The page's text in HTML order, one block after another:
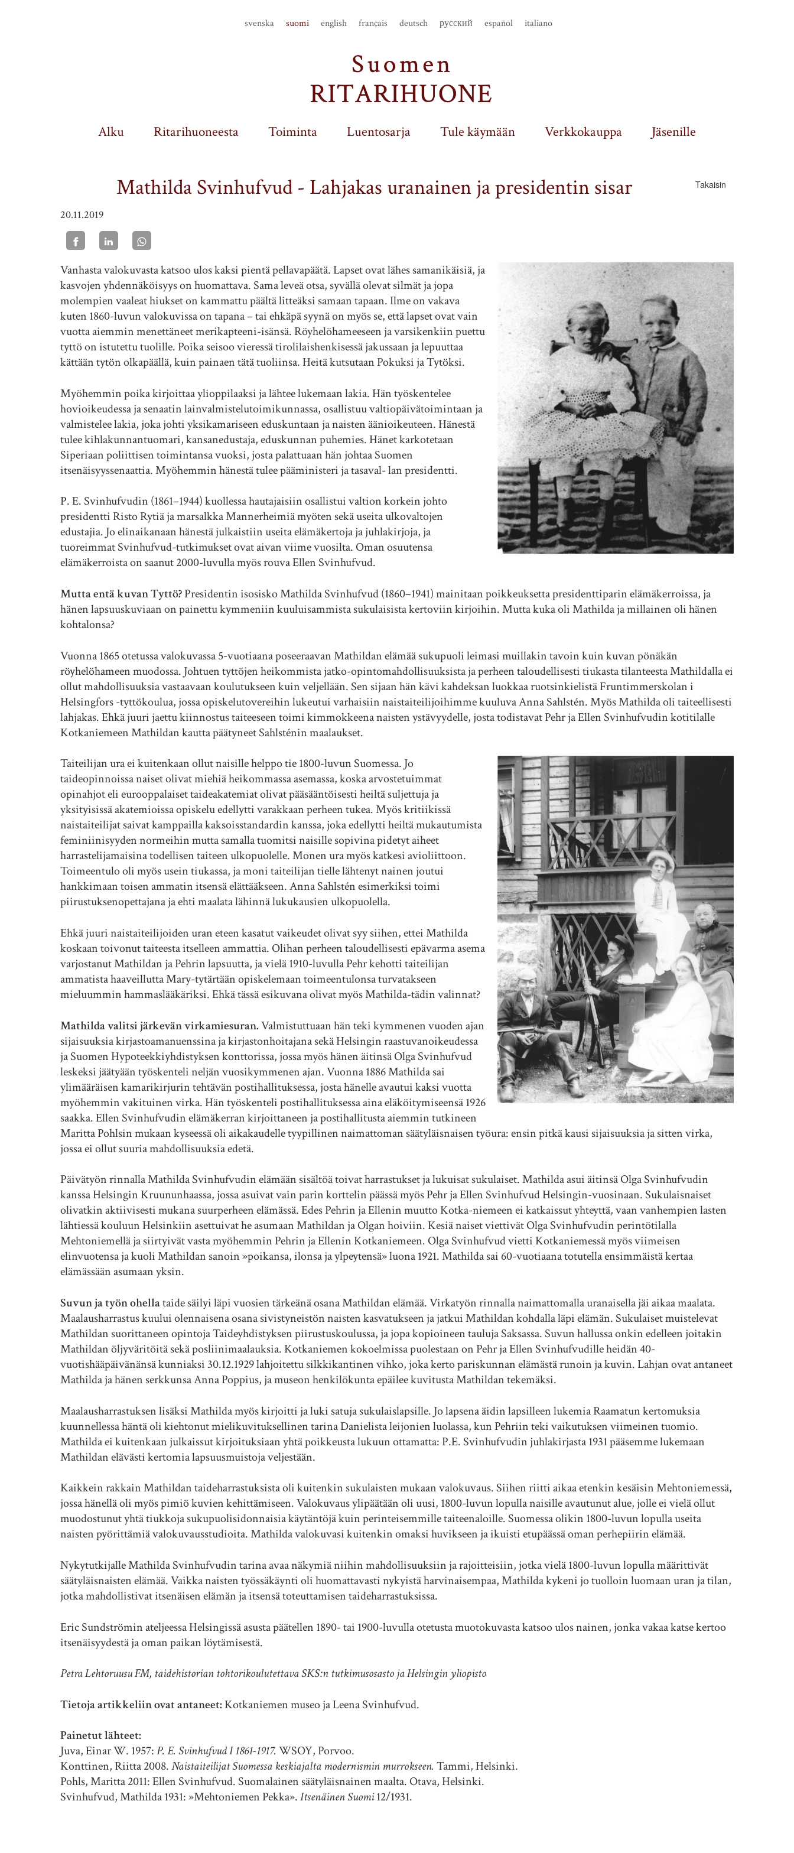
svenska suomi english français deutsch русский español italiano
Alku Ritarihuoneesta Toiminta Luentosarja Tule käymään Verkkokauppa Jäsenille
Takaisin
Mathilda Svinhufvud - Lahjakas uranainen ja presidentin sisar
20.11.2019
Vanhasta valokuvasta katsoo ulos kaksi pientä pellavapäätä. Lapset ovat lähes samanikäisiä, ja
kasvojen yhdennäköisyys on huomattava. Sama leveä otsa, syvällä olevat silmät ja jopa
molempien vaaleat hiukset on kammattu päältä litteäksi samaan tapaan. Ilme on vakava
kuten 1860-luvun valokuvissa on tapana – tai ehkäpä syynä on myös se, että lapset ovat vain
vuotta aiemmin menettäneet merikapteeni-isänsä. Röyhelöhameeseen ja varsikenkiin puettu
tyttö on istutettu tuolille. Poika seisoo vieressä tirolilaishenkisessä jakussaan ja lepuuttaa
kättään tytön olkapäällä, kuin painaen tätä tuoliinsa. Heitä kutsutaan Pokuksi ja Tytöksi.
Myöhemmin poika kirjoittaa ylioppilaaksi ja lähtee lukemaan lakia. Hän työskentelee
hovioikeudessa ja senaatin lainvalmistelutoimikunnassa, osallistuu valtiopäivätoimintaan ja
valmistelee lakia, joka johti yksikamariseen eduskuntaan ja naisten äänioikeuteen. Hänestä
tulee kihlakunnantuomari, kansanedustaja, eduskunnan puhemies. Hänet karkotetaan
Siperiaan poliittisen toimintansa vuoksi, josta palattuaan hän johtaa Suomen
itsenäisyyssenaattia. Myöhemmin hänestä tulee pääministeri ja tasaval- lan presidentti.
P. E. Svinhufvudin (1861–1944) kuollessa hautajaisiin osallistui valtion korkein johto
presidentti Risto Rytiä ja marsalkka Mannerheimiä myöten sekä useita ulkovaltojen
edustajia. Jo elinaikanaan hänestä julkaistiin useita elämäkertoja ja juhlakirjoja, ja
tuoreimmat Svinhufvud-tutkimukset ovat aivan viime vuosilta. Oman osuutensa
elämäkerroista on saanut 2000-luvulla myös rouva Ellen Svinhufvud.
Mutta entä kuvan Tyttö?Presidentin isosisko Mathilda Svinhufvud (1860–1941) mainitaan poikkeuksetta presidenttiparin elämäkerroissa, ja
hänen lapsuuskuviaan on painettu kymmeniin kuuluisammista sukulaisista kertoviin kirjoihin. Mutta kuka oli Mathilda ja millainen oli hänen
kohtalonsa?
Vuonna 1865 otetussa valokuvassa 5-vuotiaana poseeraavan Mathildan elämää sukupuoli leimasi muillakin tavoin kuin kuvan pönäkän
röyhelöhameen muodossa. Johtuen tyttöjen heikommista jatko-opintomahdollisuuksista ja perheen taloudellisesti tiukasta tilanteesta Mathildalla ei
ollut mahdollisuuksia vastaavaan koulutukseen kuin veljellään. Sen sijaan hän kävi kahdeksan luokkaa ruotsinkielistä Fruntimmerskolan i
Helsingfors -tyttökoulua, jossa opiskelutovereihin lukeutui varhaisiin naistaiteilijoihimme kuuluva Anna Sahlstén. Myös Mathilda oli taiteellisesti
lahjakas. Ehkä juuri jaettu kiinnostus taiteeseen toimi kimmokkeena naisten ystävyydelle, josta todistavat Pehr ja Ellen Svinhufvudin kotitilalle
Kotkaniemeen Mathildan kautta päätyneet Sahlsténin maalaukset.
Taiteilijan ura ei kuitenkaan ollut naisille helppo tie 1800-luvun Suomessa. Jo
taideopinnoissa naiset olivat miehiä heikommassa asemassa, koska arvostetuimmat
opinahjot eli eurooppalaiset taideakatemiat olivat pääsääntöisesti heiltä suljettuja ja
yksityisissä akatemioissa opiskelu edellytti varakkaan perheen tukea. Myös kritiikissä
naistaiteilijat saivat kamppailla kaksoisstandardin kanssa, joka edellytti heiltä mukautumista
feminiinisyyden normeihin mutta samalla tuomitsi naisille sopivina pidetyt aiheet
harrastelijamaisina todellisen taiteen ulkopuolelle. Monen ura myös katkesi avioliittoon.
Toimeentulo oli myös usein tiukassa, ja moni taiteilijan tielle lähtenyt nainen joutui
hankkimaan toisen ammatin itsensä elättääkseen. Anna Sahlstén esimerkiksi toimi
piirustuksenopettajana ja ehti maalata lähinnä lukukausien ulkopuolella.
Ehkä juuri naistaiteilijoiden uran eteen kasatut vaikeudet olivat syy siihen, ettei Mathilda
koskaan toivonut taiteesta itselleen ammattia. Olihan perheen taloudellisesti epävarma asema
varjostanut Mathildan ja Pehrin lapsuutta, ja vielä 1910-luvulla Pehr kehotti taiteilijan
ammatista haaveillutta Mary-tytärtään opiskelemaan toimeentulonsa turvatakseen
mieluummin hammaslääkäriksi. Ehkä tässä esikuvana olivat myös Mathilda-tädin valinnat?
Mathilda valitsi järkevän virkamiesuran.Valmistuttuaan hän teki kymmenen vuoden ajan
sijaisuuksia kirjastoamanuenssina ja kirjastonhoitajana sekä Helsingin raastuvanoikeudessa
ja Suomen Hypoteekkiyhdistyksen konttorissa, jossa myös hänen äitinsä Olga Svinhufvud
leskeksi jäätyään työskenteli neljän vuosikymmenen ajan. Vuonna 1886 Mathilda sai
ylimääräisen kamarikirjurin tehtävän postihallituksessa, josta hänelle avautui kaksi vuotta
myöhemmin vakituinen virka. Hän työskenteli postihallituksessa aina eläköitymiseensä 1926
saakka. Ellen Svinhufvudin elämäkerran kirjoittaneen ja postihallitusta aiemmin tutkineen
Maritta Pohlsin mukaan kyseessä oli aikakaudelle tyypillinen naimattoman säätyläisnaisen työura: ensin pitkä kausi sijaisuuksia ja sitten virka,
jossa ei ollut suuria mahdollisuuksia edetä.
Päivätyön rinnalla Mathilda Svinhufvudin elämään sisältöä toivat harrastukset ja lukuisat sukulaiset. Mathilda asui äitinsä Olga Svinhufvudin
kanssa Helsingin Kruununhaassa, jossa asuivat vain parin korttelin päässä myös Pehr ja Ellen Svinhufvud Helsingin-vuosinaan. Sukulaisnaiset
olivatkin aktiivisesti mukana suurperheen elämässä. Edes Pehrin ja Ellenin muutto Kotka-niemeen ei katkaissut yhteyttä, vaan vanhempien lasten
lähtiessä kouluun Helsinkiin asettuivat he asumaan Mathildan ja Olgan hoiviin. Kesiä naiset viettivät Olga Svinhufvudin perintötilalla
Mehtoniemellä ja siirtyivät vasta myöhemmin Pehrin ja Ellenin Kotkaniemeen. Olga Svinhufvud vietti Kotkaniemessä myös viimeisen
elinvuotensa ja kuoli Mathildan sanoin »poikansa, ilonsa ja ylpeytensä» luona 1921. Mathilda sai 60-vuotiaana totutella ensimmäistä kertaa
elämässään asumaan yksin.
Suvun ja työn ohellataide säilyi läpi vuosien tärkeänä osana Mathildan elämää. Virkatyön rinnalla naimattomalla uranaisella jäi aikaa maalata.
Maalausharrastus kuului olennaisena osana sivistyneistön naisten kasvatukseen ja jatkui Mathildan kohdalla läpi elämän. Sukulaiset muistelevat
Mathildan suorittaneen opintoja Taideyhdistyksen piirustuskoulussa, ja jopa kopioineen tauluja Saksassa. Suvun hallussa onkin edelleen joitakin
Mathildan öljyväritöitä sekä posliinimaalauksia. Kotkaniemen kokoelmissa puolestaan on Pehr ja Ellen Svinhufvudille heidän 40-
vuotishääpäivänänsä kunniaksi 30.12.1929 lahjoitettu silkkikantinen vihko, joka kerto pariskunnan elämästä runoin ja kuvin. Lahjan ovat antaneet
Mathilda ja hänen serkkunsa Anna Poppius, ja museon henkilökunta epäilee kuvitusta Mathildan tekemäksi.
Maalausharrastuksen lisäksi Mathilda myös kirjoitti ja luki satuja sukulaislapsille. Jo lapsena äidin lapsilleen lukemia Raamatun kertomuksia
kuunnellessa häntä oli kiehtonut mielikuvituksellinen tarina Danielista leijonien luolassa, kun Pehriin teki vaikutuksen viimeinen tuomio.
Mathilda ei kuitenkaan julkaissut kirjoituksiaan yhtä poikkeusta lukuun ottamatta: P.E. Svinhufvudin juhlakirjasta 1931 pääsemme lukemaan
Mathildan elävästi kertomia lapsuusmuistoja veljestään.
Kaikkein rakkain Mathildan taideharrastuksista oli kuitenkin sukulaisten mukaan valokuvaus. Siihen riitti aikaa etenkin kesäisin Mehtoniemessä,
jossa hänellä oli myös pimiö kuvien kehittämiseen. Valokuvaus ylipäätään oli uusi, 1800-luvun lopulla naisille avautunut alue, jolle ei vielä ollut
muodostunut yhtä tiukkoja sukupuolisidonnaisia käytäntöjä kuin perinteisemmille taiteenaloille. Suomessa olikin 1800-luvun lopulla useita
naisten pyörittämiä valokuvausstudioita. Mathilda valokuvasi kuitenkin omaksi huvikseen ja ikuisti etupäässä oman perhepiirin elämää.
Nykytutkijalle Mathilda Svinhufvudin tarina avaa näkymiä niihin mahdollisuuksiin ja rajoitteisiin, jotka vielä 1800-luvun lopulla määrittivät
säätyläisnaisten elämää. Vaikka naisten työssäkäynti oli huomattavasti nykyistä harvinaisempaa, Mathilda kykeni jo tuolloin luomaan uran ja tilan,
jotka mahdollistivat itsenäisen elämän ja itsensä toteuttamisen taideharrastuksissa.
Eric Sundströmin ateljeessa Helsingissä asusta päätellen 1890- tai 1900-luvulla otetusta muotokuvasta katsoo ulos nainen, jonka vakaa katse kertoo
itsenäisyydestä ja oman paikan löytämisestä.
Petra Lehtoruusu FM, taidehistorian tohtorikoulutettava SKS:n tutkimusosasto ja Helsingin yliopisto
Tietoja artikkeliin ovat antaneet: Kotkaniemen museo ja Leena Svinhufvud.
Painetut lähteet:
Juva, Einar W. 1957:P. E. Svinhufvud I 1861-1917. WSOY, Porvoo.
Konttinen, Riitta 2008.Naistaiteilijat Suomessa keskiajalta modernismin murrokseen. Tammi, Helsinki.
Pohls, Maritta 2011: Ellen Svinhufvud. Suomalainen säätyläisnainen maalta. Otava, Helsinki.
Svinhufvud, Mathilda 1931: »Mehtoniemen Pekka».Itsenäinen Suomi12/1931.